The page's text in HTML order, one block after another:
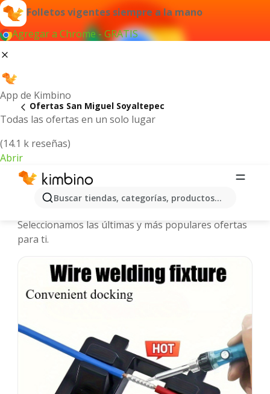
Folletos vigentes siempre a la mano
Agregar a Chrome - GRATIS
App de Kimbino
Todas las ofertas en un solo lugar
(14.1 k reseñas)
Abrir
Buscar tiendas, categorías, productos...
Ofertas San Miguel Soyaltepec
San Miguel Soyaltepec - Folletos y
Seleccionamos las últimas y más populares ofertas
para ti.